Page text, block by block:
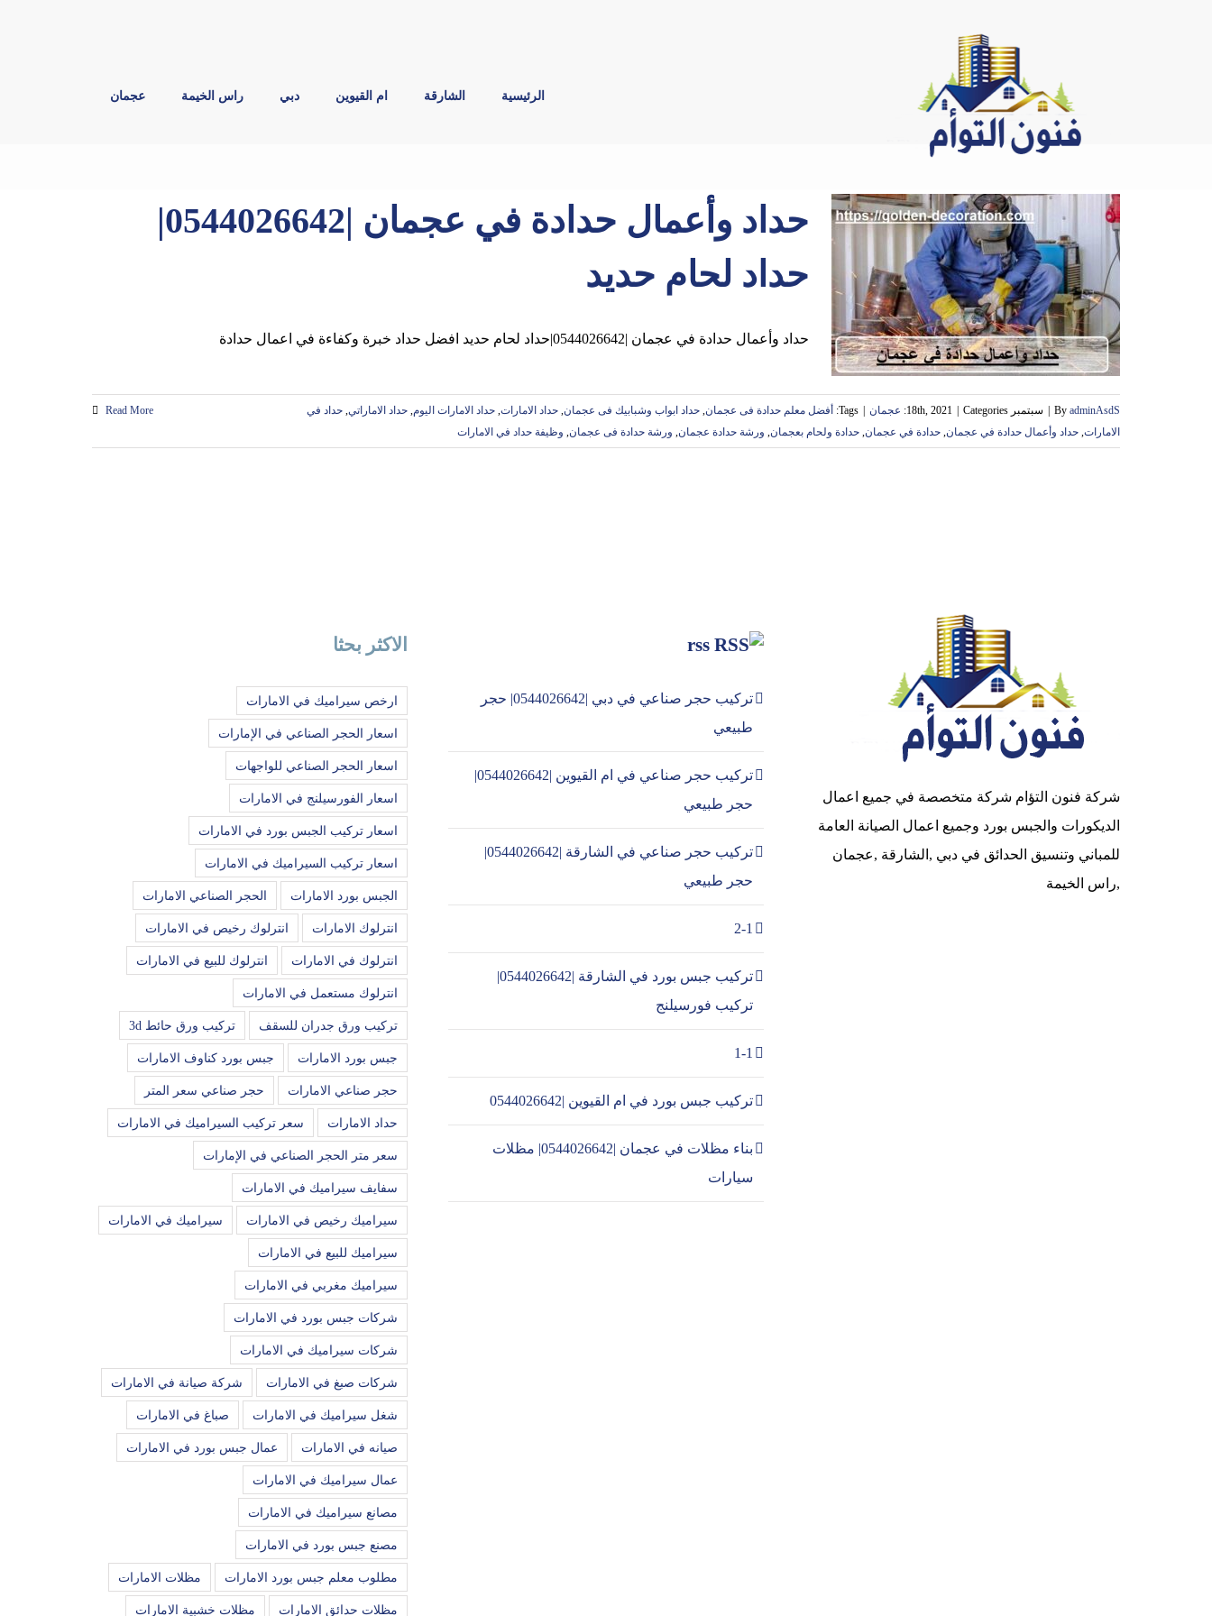
الرئيسية الشارقة ام القيوين دبي راس الخيمة عجمان
حداد وأعمال حدادة في عجمان |0544026642|
حداد لحام حديد
حداد وأعمال حدادة في عجمان |0544026642|حداد لحام حديد افضل حداد خبرة وكفاءة في اعمال حدادة
By adminAsdS سبتمبر 18th, 2021 Categories: عجمان Tags: أفضل معلم حدادة فى عجمان, حداد ابواب وشبابيك فى عجمان, حداد الامارات, حداد الامارات اليوم, حداد الاماراتي, حداد في
الامارات, حداد وأعمال حدادة في عجمان, حدادة في عجمان, حدادة ولحام بعجمان, ورشة حدادة عجمان, ورشة حدادة فى عجمان, وظيفة حداد في الامارات
Read More
شركة فنون التؤام شركة متخصصة في جميع اعمال
الديكورات والجبس بورد وجميع اعمال الصيانة العامة
للمباني وتنسيق الحدائق في دبي ,الشارقة ,عجمان
,راس الخيمة
rss
تركيب حجر صناعي في دبي |0544026642| حجر
طبيعي
تركيب حجر صناعي في ام القيوين |0544026642|
حجر طبيعي
تركيب حجر صناعي في الشارقة |0544026642|
حجر طبيعي
2-1
تركيب جبس بورد في الشارقة |0544026642|
تركيب فورسيلنج
1-1
تركيب جبس بورد في ام القيوين |0544026642
بناء مظلات في عجمان |0544026642| مظلات
سيارات
الاكثر بحثا
ارخص سيراميك في الامارات
اسعار الحجر الصناعي في الإمارات
اسعار الحجر الصناعي للواجهات
اسعار الفورسيلنج في الامارات
اسعار تركيب الجبس بورد في الامارات
اسعار تركيب السيراميك في الامارات
الجبس بورد الامارات الحجر الصناعي الامارات
انترلوك الامارات انترلوك رخيص في الامارات
انترلوك في الامارات انترلوك للبيع في الامارات
انترلوك مستعمل في الامارات
تركيب ورق جدران للسقف تركيب ورق حائط 3d
جبس بورد الامارات جبس بورد كناوف الامارات
حجر صناعي الامارات حجر صناعي سعر المتر
حداد الامارات سعر تركيب السيراميك في الامارات
سعر متر الحجر الصناعي في الإمارات
سفايف سيراميك في الامارات
سيراميك رخيص في الامارات سيراميك في الامارات
سيراميك للبيع في الامارات
سيراميك مغربي في الامارات
شركات جبس بورد في الامارات
شركات سيراميك في الامارات
شركات صبغ في الامارات شركة صيانة في الامارات
شغل سيراميك في الامارات صباغ في الامارات
صيانه في الامارات عمال جبس بورد في الامارات
عمال سيراميك في الامارات
مصانع سيراميك في الامارات
مصنع جبس بورد في الامارات
مطلوب معلم جبس بورد الامارات مظلات الامارات
مظلات حدائق الامارات مظلات خشبية الامارات